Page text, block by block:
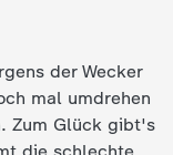
der Wecker
mal umdrehen
Zum Glück gibt's